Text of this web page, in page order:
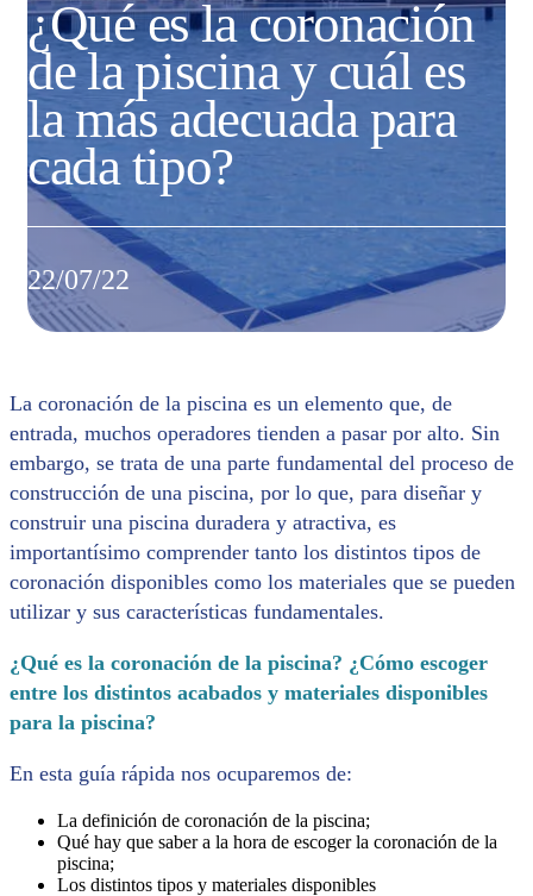
¿Qué es la coronación
de la piscina y cuál es
la más adecuada para
cada tipo?
22/07/22
La coronación de la piscina es un elemento que, de
entrada, muchos operadores tienden a pasar por alto. Sin
embargo, se trata de una parte fundamental del proceso de
construcción de una piscina, por lo que, para diseñar y
construir una piscina duradera y atractiva, es
importantísimo comprender tanto los distintos tipos de
coronación disponibles como los materiales que se pueden
utilizar y sus características fundamentales.
¿Qué es la coronación de la piscina? ¿Cómo escoger
entre los distintos acabados y materiales disponibles
para la piscina?
En esta guía rápida nos ocuparemos de:
La definición de coronación de la piscina;
Qué hay que saber a la hora de escoger la coronación de la
piscina;
Los distintos tipos y materiales disponibles